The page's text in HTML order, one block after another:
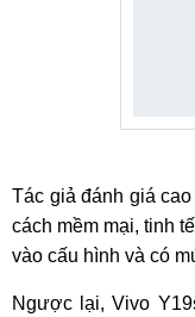
Tác giả đánh giá
cách mềm mại, tinh
vào cấu hình và có
Ngược lại, Vivo